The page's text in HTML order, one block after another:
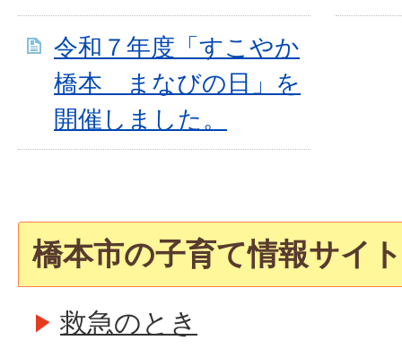
令和７年度「すこやか
橋本 まなびの日」を
開催しました。
橋本市の子育て情報サイ
救急のとき